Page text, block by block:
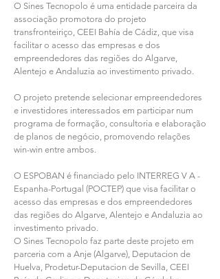
O Sines Tecnopolo é uma entidade parceira da
associação promotora do projeto
transfronteiriço, CEEI Bahía de Cádiz, que visa
facilitar o acesso das empresas e dos
empreendedores das regiões do Algarve,
Alentejo e Andaluzia ao investimento privado.
O projeto pretende selecionar empreendedores
e investidores interessados em participar num
programa de formação, consultoria e elaboração
de planos de negócio, promovendo relações
win-win entre ambos.
O ESPOBAN é financiado pelo INTERREG V A -
Espanha-Portugal (POCTEP) que visa facilitar o
acesso das empresas e dos empreendedores
das regiões do Algarve, Alentejo e Andaluzia ao
investimento privado.
O Sines Tecnopolo faz parte deste projeto em
parceria com a Anje (Algarve), Deputacion de
Huelva, Prodetur-Deputacion de Sevilla, CEEI